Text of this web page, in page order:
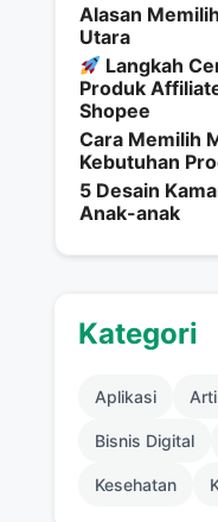
Alasan
Utara
Langkah
Produk
Shopee
Cara Memilih
Kebutuhan
5 Desain
Anak-anak
Kategori
Aplikasi
Bisnis Digital
Kesehatan